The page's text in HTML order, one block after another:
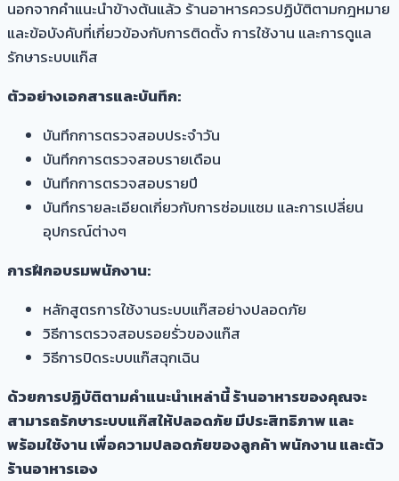
นอกจากคำแนะนำข้างต้นแล้ว ร้านอาหารควรปฏิบัติตามกฎหมาย
และข้อบังคับที่เกี่ยวข้องกับการติดตั้ง การใช้งาน และการดูแล
รักษาระบบแก๊ส
ตัวอย่างเอกสารและบันทึก:
บันทึกการตรวจสอบประจำวัน
บันทึกการตรวจสอบรายเดือน
บันทึกการตรวจสอบรายปี
บันทึกรายละเอียดเกี่ยวกับการซ่อมแซม และการเปลี่ยน
อุปกรณ์ต่างๆ
การฝึกอบรมพนักงาน:
หลักสูตรการใช้งานระบบแก๊สอย่างปลอดภัย
วิธีการตรวจสอบรอยรั่วของแก๊ส
วิธีการปิดระบบแก๊สฉุกเฉิน
ด้วยการปฏิบัติตามคำแนะนำเหล่านี้ ร้านอาหารของคุณจะ
สามารถรักษาระบบแก๊สให้ปลอดภัย มีประสิทธิภาพ และ
พร้อมใช้งาน เพื่อความปลอดภัยของลูกค้า พนักงาน และตัว
ร้านอาหารเอง